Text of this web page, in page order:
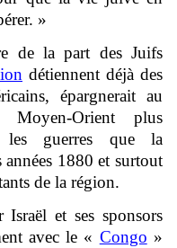
»
de la part des Juifs
détiennent déjà des
épargnerait au
Orient plus
les guerres que la
1880 et surtout
de la région.
Israël et ses sponsors
avec le « Congo »